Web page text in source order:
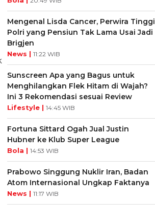
Mengenal Lisda Cancer, Perwira Tinggi
Polri yang Pensiun Tak Lama Usai Jadi
Brigjen
News | 11:22 WIB
Sunscreen Apa yang Bagus untuk
Menghilangkan Flek Hitam di Wajah?
Ini 3 Rekomendasi sesuai Review
Lifestyle | 14:45 WIB
Fortuna Sittard Ogah Jual Justin
Hubner ke Klub Super League
Bola | 14:53 WIB
Prabowo Singgung Nuklir Iran, Badan
Atom Internasional Ungkap Faktanya
News | 11:17 WIB